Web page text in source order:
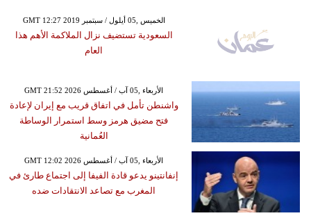
GMT 12:27 2019 الخميس ,05 أيلول / سبتمبر
السعودية تستضيف نزال الملاكمة الأهم هذا
العام
GMT 21:52 2026 الأربعاء ,05 آب / أغسطس
واشنطن تأمل في اتفاق قريب مع إيران لإعادة
فتح مضيق هرمز وسط استمرار الوساطة
العُمانية
GMT 12:02 2026 الأربعاء ,05 آب / أغسطس
إنفانتينو يدعو قادة الفيفا إلى اجتماع طارئ في
المغرب مع تصاعد الانتقادات ضده